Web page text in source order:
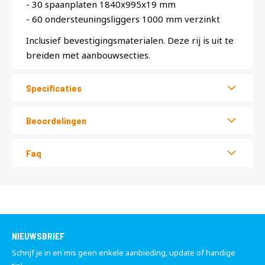
- 30 spaanplaten 1840x995x19 mm
- 60 ondersteuningsliggers 1000 mm verzinkt
Inclusief bevestigingsmaterialen. Deze rij is uit te
breiden met aanbouwsecties.
Specificaties
Beoordelingen
Faq
NIEUWSBRIEF
Schrijf je in en mis geen enkele aanbieding, update of handige